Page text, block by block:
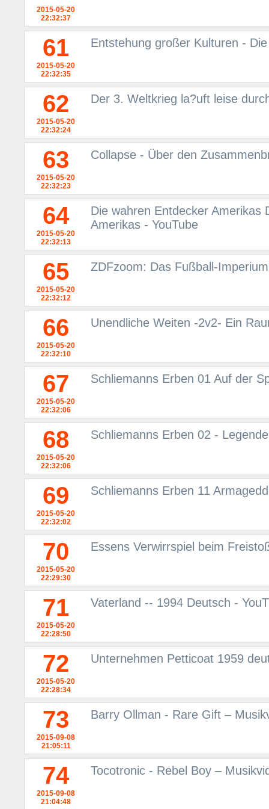
2015-05-20
22:32:37
61
2015-05-20
22:32:35
Entstehung großer Kulturen -
62
2015-05-20
22:32:24
Der 3. Weltkrieg la?uft leise
63
2015-05-20
22:32:23
Collapse - Über den
64
2015-05-20
22:32:13
Die wahren Entdecker Amerikas
Amerikas - YouTube
65
2015-05-20
22:32:12
ZDFzoom: Das Fußball-
66
2015-05-20
22:32:10
Unendliche Weiten -2v2- Ein
67
2015-05-20
22:32:06
Schliemanns Erben 01 Auf der
68
2015-05-20
22:32:06
Schliemanns Erben 02 -
69
2015-05-20
22:32:02
Schliemanns Erben 11
70
2015-05-20
22:29:30
Essens Verwirrspiel beim
71
2015-05-20
22:28:50
Vaterland -- 1994 Deutsch -
72
2015-05-20
22:28:34
Unternehmen Petticoat 1959
73
2015-09-08
21:05:11
Barry Ollman - Rare Gift –
74
2015-09-08
21:04:48
Tocotronic - Rebel Boy –